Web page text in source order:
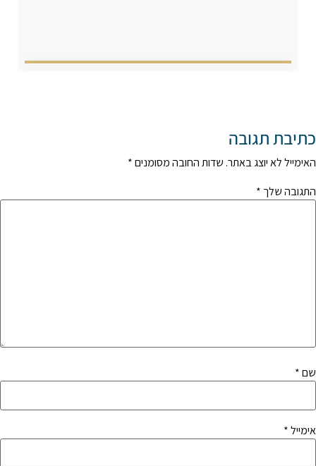
כתיבת תגובה
האימייל לא יוצג באתר. שדות החובה מסומנים*
התגובה שלך *
שם*
אימייל*